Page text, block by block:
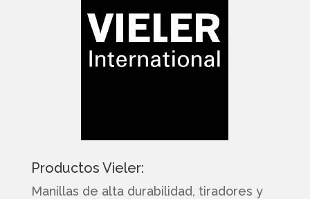
Productos Vieler:
Manillas de alta durabilidad, tiradores y